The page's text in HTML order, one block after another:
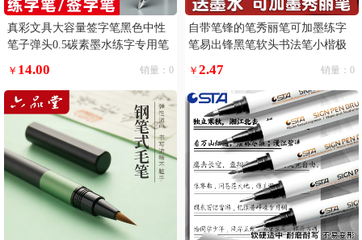
真彩文具大容量签字笔黑色中性
笔子弹头0.5碳素墨水练字专用笔
刚书法笔写字5支
￥ 14.00 销量：0
自带笔锋的笔秀丽笔可加墨练字
笔易出锋黑笔软头书法笔小楷极
￥2.47 销量：0